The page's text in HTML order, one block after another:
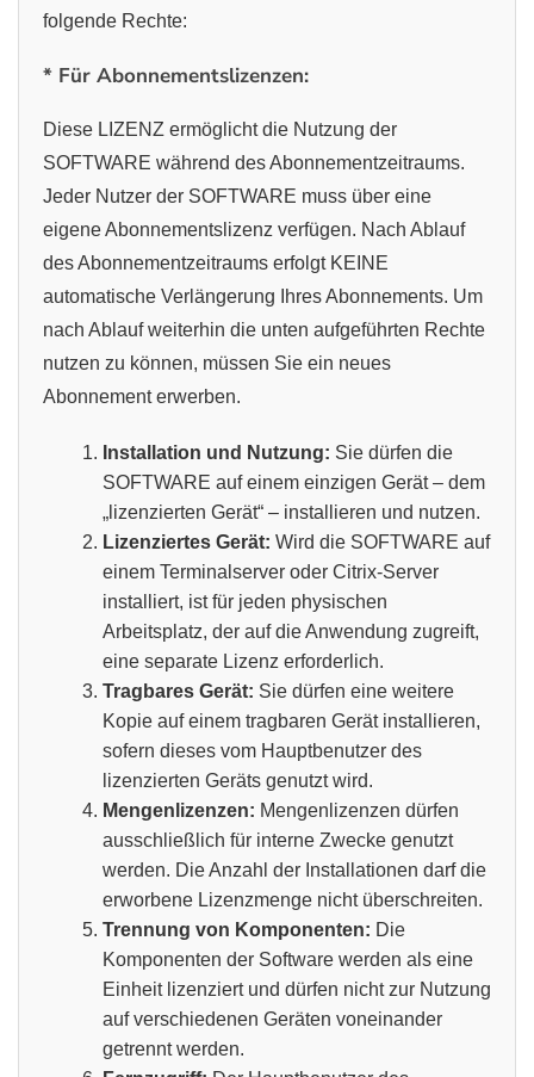
folgende Rechte:
* Für Abonnementslizenzen:
Diese LIZENZ ermöglicht die Nutzung der
SOFTWARE während des Abonnementzeitraums.
Jeder Nutzer der SOFTWARE muss über eine
eigene Abonnementslizenz verfügen. Nach Ablauf
des Abonnementzeitraums erfolgt KEINE
automatische Verlängerung Ihres Abonnements. Um
nach Ablauf weiterhin die unten aufgeführten Rechte
nutzen zu können, müssen Sie ein neues
Abonnement erwerben.
Installation und Nutzung: Sie dürfen die
SOFTWARE auf einem einzigen Gerät – dem
„lizenzierten Gerät“ – installieren und nutzen.
Lizenziertes Gerät: Wird die SOFTWARE auf
einem Terminalserver oder Citrix-Server
installiert, ist für jeden physischen
Arbeitsplatz, der auf die Anwendung zugreift,
eine separate Lizenz erforderlich.
Tragbares Gerät: Sie dürfen eine weitere
Kopie auf einem tragbaren Gerät installieren,
sofern dieses vom Hauptbenutzer des
lizenzierten Geräts genutzt wird.
Mengenlizenzen: Mengenlizenzen dürfen
ausschließlich für interne Zwecke genutzt
werden. Die Anzahl der Installationen darf die
erworbene Lizenzmenge nicht überschreiten.
Trennung von Komponenten: Die
Komponenten der Software werden als eine
Einheit lizenziert und dürfen nicht zur Nutzung
auf verschiedenen Geräten voneinander
getrennt werden.